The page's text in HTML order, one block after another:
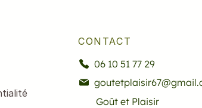
CONTACT
06 10 51 77 29
Goût et Plaisir